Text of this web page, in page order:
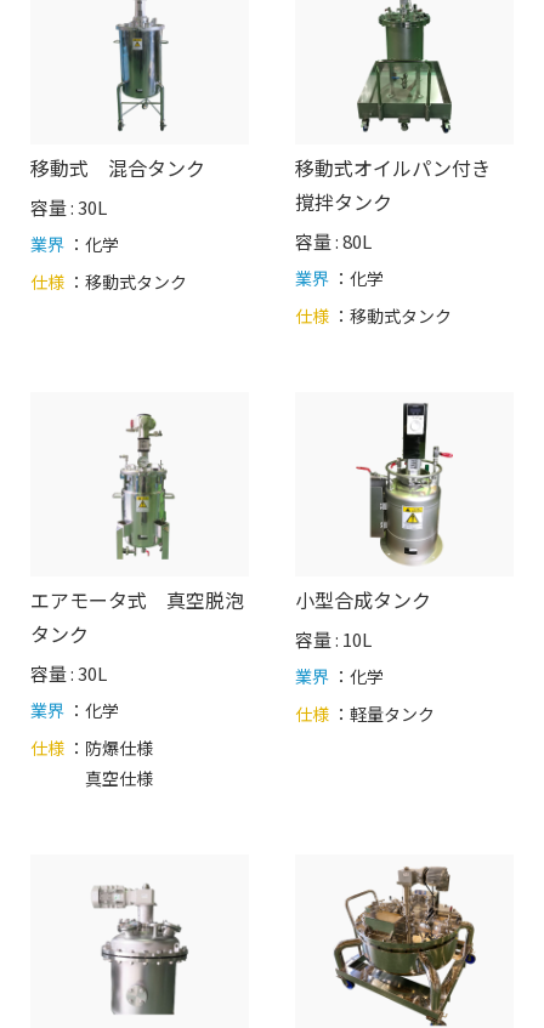
移動式 混合タンク
容量 : 30L
業界 ：化学
仕様 ： 移動式タンク
移動式オイルパン付き
撹拌タンク
容量 : 80L
業界 ：化学
仕様 ：移動式タンク
エアモータ式 真空脱泡
タンク
容量 : 30L
業界 ：化学
仕様 ： 防爆仕様
真空仕様
小型合成タンク
容量 : 10L
業界 ：化学
仕様 ：軽量タンク